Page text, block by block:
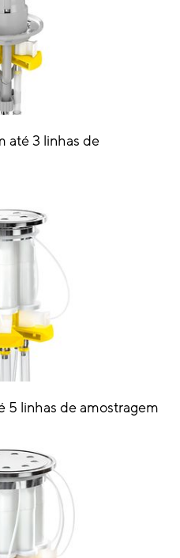
até 3 linhas de
5 linhas de amostragem